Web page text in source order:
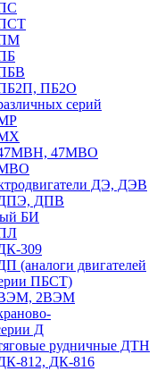
ПСТ
ПМ
ПБ2П, ПБ2О
серий
47MBH, 47МВО
ДЭ, ДЭВ
ДПЭ, ДПВ
БИ
309
(аналоги двигателей
ПБСТ)
ВЭМ, 2ВЭМ
Д
рудничные ДТН
812, ДК-816